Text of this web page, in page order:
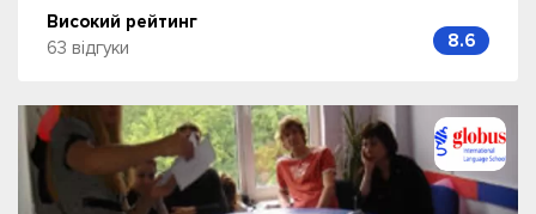
Високий рейтинг
63 відгуки
8.6